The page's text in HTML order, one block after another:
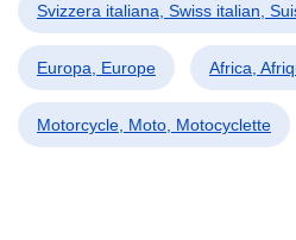
Svizzera italiana, Swiss italian,
Europa, Europe Africa,
Motorcycle, Moto, Motocyclette